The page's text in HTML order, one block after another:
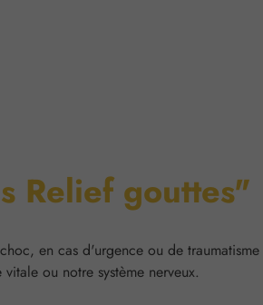
Relief gouttes"
en cas d'urgence ou de
ou notre système nerveux.